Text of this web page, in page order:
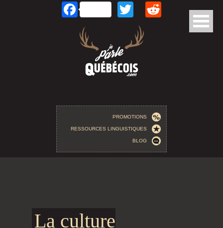
Aller au contenu principalFacebookTwitterReddit
PROMOTIONS
RESSOURCES LINGUISTIQUES
BLOG
La culture